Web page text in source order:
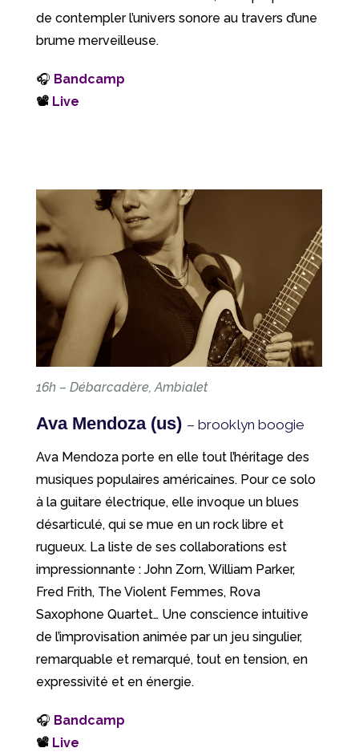
de contempler l’univers sonore au travers d’une
brume merveilleuse.
🎧 Bandcamp
📽 Live
16h – Débarcadère, Ambialet
Ava Mendoza (us) – brooklyn boogie
Ava Mendoza porte en elle tout l’héritage des
musiques populaires américaines. Pour ce solo
à la guitare électrique, elle invoque un blues
désarticulé, qui se mue en un rock libre et
rugueux. La liste de ses collaborations est
impressionnante : John Zorn, William Parker,
Fred Frith, The Violent Femmes, Rova
Saxophone Quartet… Une conscience intuitive
de l’improvisation animée par un jeu singulier,
remarquable et remarqué, tout en tension, en
expressivité et en énergie.
🎧 Bandcamp
📽 Live